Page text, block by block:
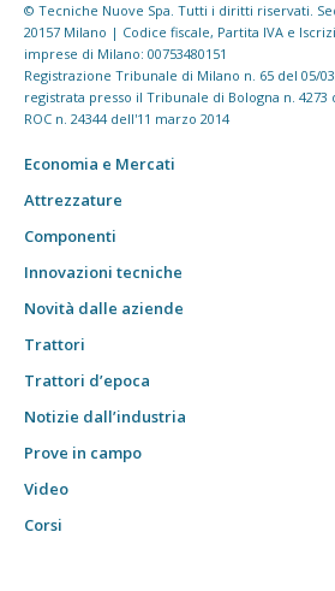
© Tecniche Nuove Spa. Tutti i diritti riservati.
20157 Milano | Codice fiscale, Partita IVA e
imprese di Milano: 00753480151
Registrazione Tribunale di Milano n. 65 del 05/
registrata presso il Tribunale di Bologna n. 4273
ROC n. 24344 dell'11 marzo 2014
Economia e Mercati
Attrezzature
Componenti
Innovazioni tecniche
Novità dalle aziende
Trattori
Trattori d’epoca
Notizie dall’industria
Prove in campo
Video
Corsi